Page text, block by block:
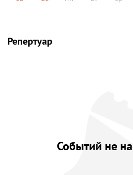
Репертуар
Событий не